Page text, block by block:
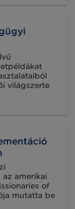
világszerte
következő
címe: GS1
amerikai
of
mutatta be
GS1